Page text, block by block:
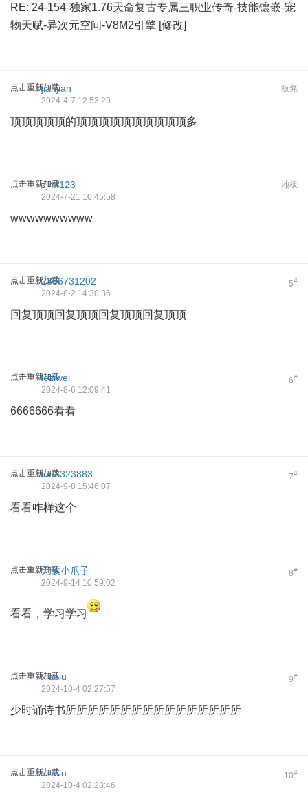
RE: 24-154-独家1.76天命复古专属三职业传奇-技能镶嵌-宠
物天赋-异次元空间-V8M2引擎 [修改]
点击重新加载 板凳
jianjian
2024-4-7 12:53:29
顶顶顶顶顶的顶顶顶顶顶顶顶顶顶顶多
点击重新加载 地板
zjmf123
2024-7-21 10:45:58
wwwwwwwwww
点击重新加载 5#
2356731202
2024-8-2 14:30:36
回复顶顶回复顶顶回复顶顶回复顶顶
点击重新加载 6#
leziwei
2024-8-6 12:09:41
6666666看看
点击重新加载 7#
lou8323883
2024-9-8 15:46:07
看看咋样这个
点击重新加载 8#
无敌小爪子
2024-9-14 10:59:02
看看，学习学习
点击重新加载 9#
xiaolu
2024-10-4 02:27:57
少时诵诗书所所所所所所所所所所所所所所所所
点击重新加载 10#
xiaolu
2024-10-4 02:28:46